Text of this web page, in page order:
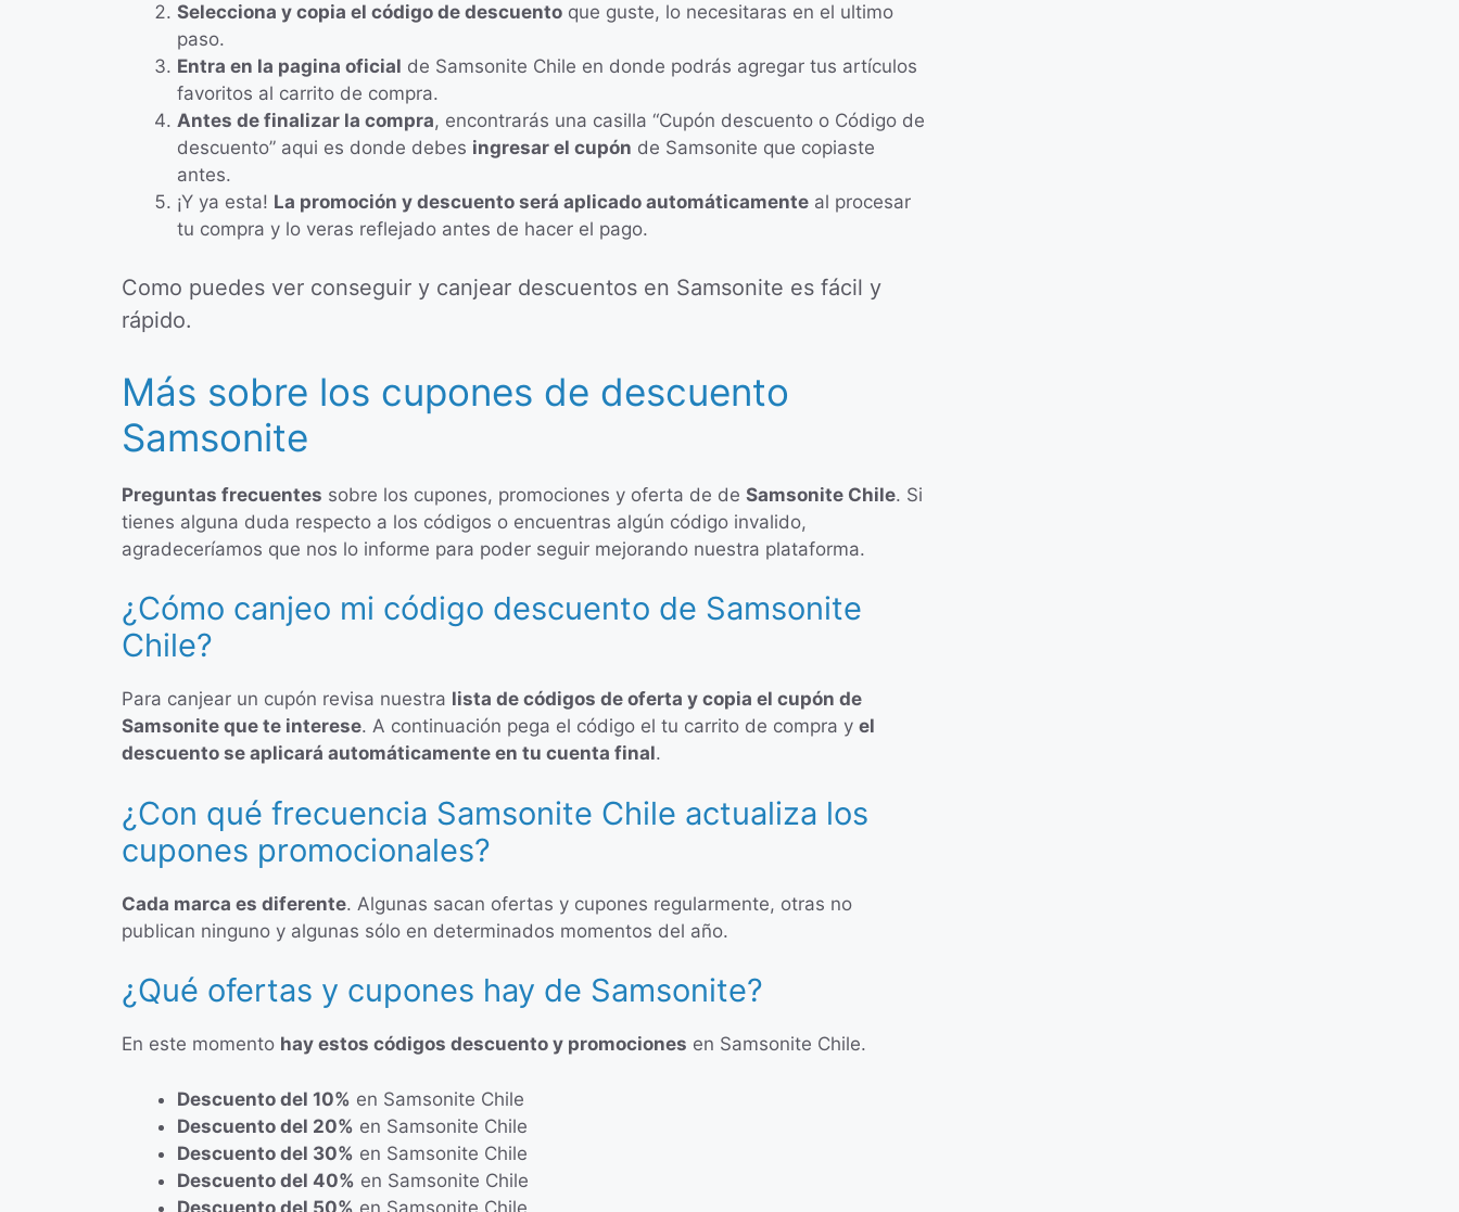
Selecciona y copia el código de descuento que guste, lo necesitaras en el ultimo
paso.
Entra en la pagina oficial de Samsonite Chile en donde podrás agregar tus artículos
favoritos al carrito de compra.
Antes de finalizar la compra, encontrarás una casilla “Cupón descuento o Código de
descuento” aqui es donde debes ingresar el cupón de Samsonite que copiaste
antes.
¡Y ya esta! La promoción y descuento será aplicado automáticamente al procesar
tu compra y lo veras reflejado antes de hacer el pago.
Como puedes ver conseguir y canjear descuentos en Samsonite es fácil y
rápido.
Más sobre los cupones de descuento
Samsonite
Preguntas frecuentes sobre los cupones, promociones y oferta de de Samsonite Chile. Si
tienes alguna duda respecto a los códigos o encuentras algún código invalido,
agradeceríamos que nos lo informe para poder seguir mejorando nuestra plataforma.
¿Cómo canjeo mi código descuento de Samsonite
Chile?
Para canjear un cupón revisa nuestra lista de códigos de oferta y copia el cupón de
Samsonite que te interese. A continuación pega el código el tu carrito de compra y el
descuento se aplicará automáticamente en tu cuenta final.
¿Con qué frecuencia Samsonite Chile actualiza los
cupones promocionales?
Cada marca es diferente. Algunas sacan ofertas y cupones regularmente, otras no
publican ninguno y algunas sólo en determinados momentos del año.
¿Qué ofertas y cupones hay de Samsonite?
En este momento hay estos códigos descuento y promociones en Samsonite Chile.
Descuento del 10% en Samsonite Chile
Descuento del 20% en Samsonite Chile
Descuento del 30% en Samsonite Chile
Descuento del 40% en Samsonite Chile
Descuento del 50% en Samsonite Chile